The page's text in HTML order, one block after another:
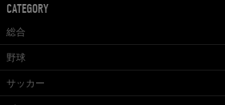
CATEGORY
総合
野球
サッカー